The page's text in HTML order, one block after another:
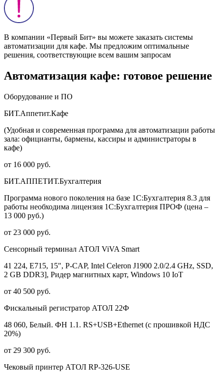
В компании «Первый Бит» вы можете заказать системы
автоматизации для кафе. Мы предложим оптимальные
решения, соответствующие всем вашим запросам
Автоматизация кафе: готовое решение
Оборудование и ПО
БИТ.Аппетит.Кафе
(Удобная и современная программа для автоматизации работы
зала: официанты, бармены, кассиры и администраторы в
кафе)
от 16 000 руб.
БИТ.АППЕТИТ.Бухгалтерия
Программа нового поколения на базе 1С:Бухгалтерия 8.3 для
работы необходима лицензия 1С:Бухгалтерия ПРОФ (цена –
13 000 руб.)
от 23 000 руб.
Сенсорный терминал АТОЛ ViVA Smart
41 224, E715, 15", P-CAP, Intel Celeron J1900 2.0/2.4 GHz, SSD,
2 GB DDR3], Ридер магнитных карт, Windows 10 IoT
от 40 500 руб.
Фискальный регистратор АТОЛ 22Ф
48 060, Белый. ФН 1.1. RS+USB+Ethernet (с прошивкой НДС
20%)
от 29 300 руб.
Чековый принтер АТОЛ RP-326-USE